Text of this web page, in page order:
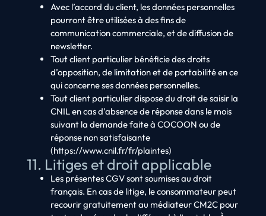
Avec l’accord du client, les données personnelles
pourront être utilisées à des fins de
communication commerciale, et de diffusion de
newsletter.
Tout client particulier bénéficie des droits
d’opposition, de limitation et de portabilité en ce
qui concerne ses données personnelles.
Tout client particulier dispose du droit de saisir la
CNIL en cas d’absence de réponse dans le mois
suivant la demande faite à COCOON ou de
réponse non satisfaisante
(https://www.cnil.fr/fr/plaintes)
11. Litiges et droit applicable
Les présentes CGV sont soumises au droit
français. En cas de litige, le consommateur peut
recourir gratuitement au médiateur CM2C pour